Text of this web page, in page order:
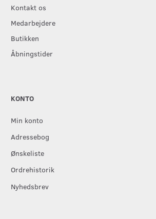
Kontakt os
Medarbejdere
Butikken
Åbningstider
KONTO
Min konto
Adressebog
Ønskeliste
Ordrehistorik
Nyhedsbrev